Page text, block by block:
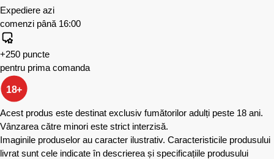
Expediere azi
comenzi până 16:00
+250 puncte
pentru prima comanda
18+
Acest produs este destinat exclusiv fumătorilor adulți peste 18 ani.
Vânzarea către minori este strict interzisă.
Imaginile produselor au caracter ilustrativ. Caracteristicile produsului
livrat sunt cele indicate în descrierea și specificațiile produsului